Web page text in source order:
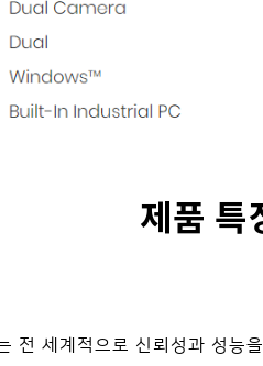
제품 특
전 세계적으로 신뢰성과 성능